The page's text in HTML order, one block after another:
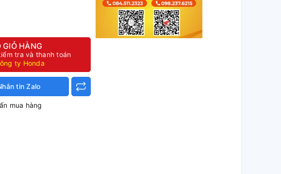
HÀNG
tra và thanh toán
ty Honda
tin Zalo
mua hàng